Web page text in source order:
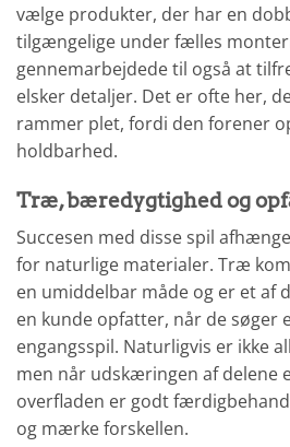
vælge produkter, der har en
tilgængelige under fælles
gennemarbejdede til også at
elsker detaljer. Det er ofte her,
rammer plet, fordi den forener
holdbarhed.
Træ, bæredygtighed og
Succesen med disse spil
for naturlige materialer. Træ
en umiddelbar måde og er et af
en kunde opfatter, når de søger
engangsspil. Naturligvis er ikke
men når udskæringen af delene
overfladen er godt
og mærke forskellen.